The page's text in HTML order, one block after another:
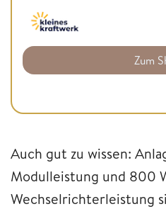
Zum
Auch gut zu wissen:
Modulleistung und 800
Wechselrichterleistung